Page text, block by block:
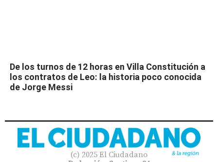
De los turnos de 12 horas en Villa Constitución a
los contratos de Leo: la historia poco conocida
de Jorge Messi
(c) 2025 El Ciudadano